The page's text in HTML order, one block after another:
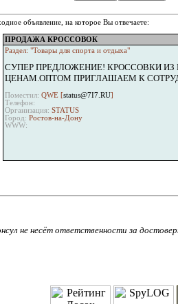
объявление, на которое Вы отвечаете:
ПРОДАЖА КРОССОВОК
Раздел: "Товары для спорта и отдыха"
СУПЕР ПРЕДЛОЖЕНИЕ! КРОССОВКИ
ЦЕНАМ.ОПТОМ ПРИГЛАШАЕМ К
Поместил: QWE [status@7I7.RU]
Телефон:
Организация: STATUS
Город: Ростов-на-Дону
WWW:
не несёт ответственности за